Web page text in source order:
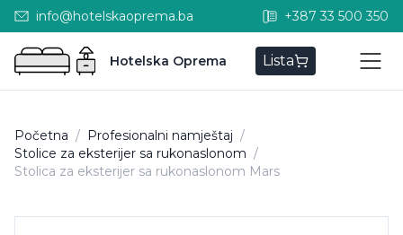
info@hotelskaoprema.ba +387 33 500 350
Hotelska Oprema Lista
Početna / Profesionalni namještaj /
Stolice za eksterijer sa rukonaslonom /
Stolica za eksterijer sa rukonaslonom Mars